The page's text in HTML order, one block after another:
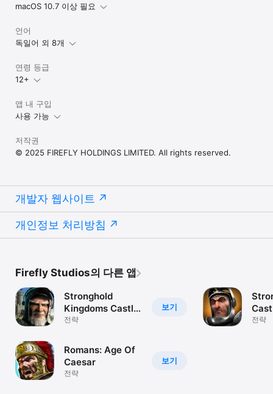
macOS 10.7 이상 필요
언어
독일어 외 8개
연령 등급
12+
앱 내 구입
사용 가능
저작권
© 2025 FIREFLY HOLDINGS LIMITED. All rights reserved.
개발자 웹사이트
개인정보 처리방침
Firefly Studios의 다른 앱
보기
Stronghold
Kingdoms Castle
Sim
전략
보기
Romans: Age Of
Caesar
전략
전략